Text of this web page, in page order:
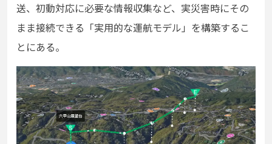
送、初動対応に必要な情報収集など、実災害時にその
まま接続できる「実用的な運航モデル」を構築するこ
とにある。